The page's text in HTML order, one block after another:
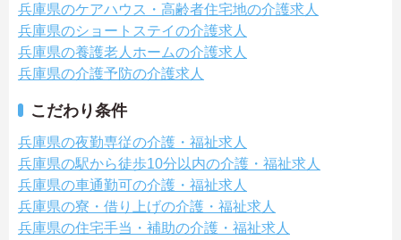
兵庫県のケアハウス・高齢者住宅地の介護求人
兵庫県のショートステイの介護求人
兵庫県の養護老人ホームの介護求人
兵庫県の介護予防の介護求人
こだわり条件
兵庫県の夜勤専従の介護・福祉求人
兵庫県の駅から徒歩10分以内の介護・福祉求人
兵庫県の車通勤可の介護・福祉求人
兵庫県の寮・借り上げの介護・福祉求人
兵庫県の住宅手当・補助の介護・福祉求人